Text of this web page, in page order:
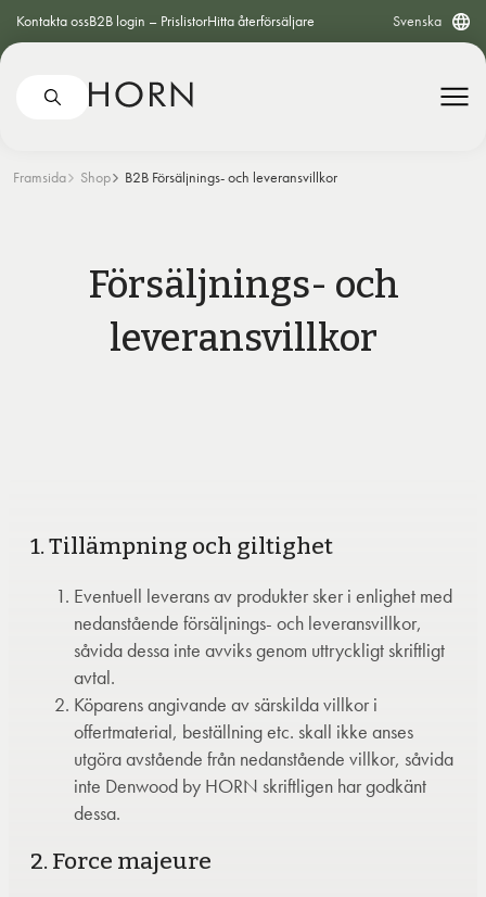
Kontakta ossB2B login – PrislistorHitta återförsäljare Svenska
Framsida Shop B2B Försäljnings- och leveransvillkor
Försäljnings- och
leveransvillkor
1. Tillämpning och giltighet
Eventuell leverans av produkter sker i enlighet med
nedanstående försäljnings- och leveransvillkor,
såvida dessa inte avviks genom uttryckligt skriftligt
avtal.
Köparens angivande av särskilda villkor i
offertmaterial, beställning etc. skall ikke anses
utgöra avstående från nedanstående villkor, såvida
inte Denwood by HORN skriftligen har godkänt
dessa.
2. Force majeure